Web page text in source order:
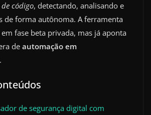
código, detectando, analisando e
de forma autônoma. A ferramenta
fase beta privada, mas já aponta
de automação em
.
de segurança digital com